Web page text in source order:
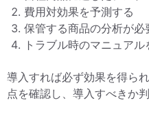
費用対効果を予測する
保管する商品の分析が必
トラブル時のマニュアル
導入すれば必ず効果を得ら
点を確認し、導入すべきか